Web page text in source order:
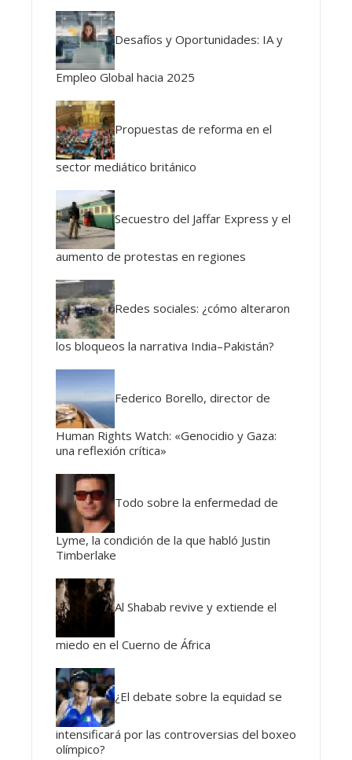
Desafíos y Oportunidades: IA y
Empleo Global hacia 2025
Propuestas de reforma en el
sector mediático británico
Secuestro del Jaffar Express y el
aumento de protestas en regiones
Redes sociales: ¿cómo alteraron
los bloqueos la narrativa India–Pakistán?
Federico Borello, director de
Human Rights Watch: «Genocidio y Gaza:
una reflexión crítica»
Todo sobre la enfermedad de
Lyme, la condición de la que habló Justin
Timberlake
Al Shabab revive y extiende el
miedo en el Cuerno de África
¿El debate sobre la equidad se
intensificará por las controversias del boxeo
olímpico?